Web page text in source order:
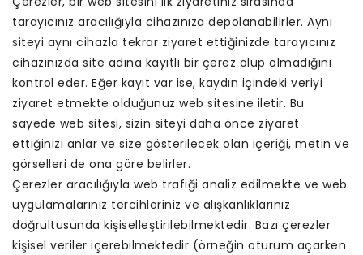
tarayıcınız aracılığıyla cihazınıza depolanabilirler. Aynı
siteyi aynı cihazla tekrar ziyaret ettiğinizde tarayıcınız
cihazınızda site adına kayıtlı bir çerez olup olmadığını
kontrol eder. Eğer kayıt var ise, kaydın içindeki veriyi
ziyaret etmekte olduğunuz web sitesine iletir. Bu
sayede web sitesi, sizin siteyi daha önce ziyaret
ettiğinizi anlar ve size gösterilecek olan içeriği, metin ve
görselleri de ona göre belirler.
Çerezler aracılığıyla web trafiği analiz edilmekte ve web
uygulamalarınız tercihleriniz ve alışkanlıklarınız
doğrultusunda kişiselleştirilebilmektedir. Bazı çerezler
kişisel veriler içerebilmektedir (örneğin oturum açarken